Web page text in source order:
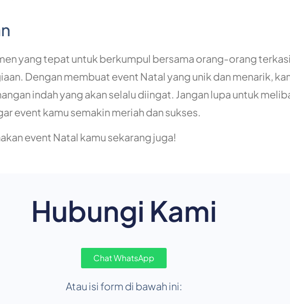
yang tepat untuk berkumpul bersama orang-orang
Dengan membuat event Natal yang unik dan menarik,
indah yang akan selalu diingat. Jangan lupa untuk
event kamu semakin meriah dan sukses.
event Natal kamu sekarang juga!
Hubungi Kami
Chat WhatsApp
Atau isi form di bawah ini: